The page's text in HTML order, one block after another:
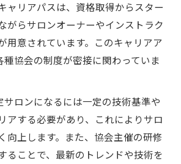
ャリアパスは、資格取得からスター
がらサロンオーナーやインストラク
用意されています。このキャリアア
種協会の制度が密接に関わっていま
サロンになるには一定の技術基準や
アする必要があり、これによりサロ
向上します。また、協会主催の研修
ることで、最新のトレンドや技術を